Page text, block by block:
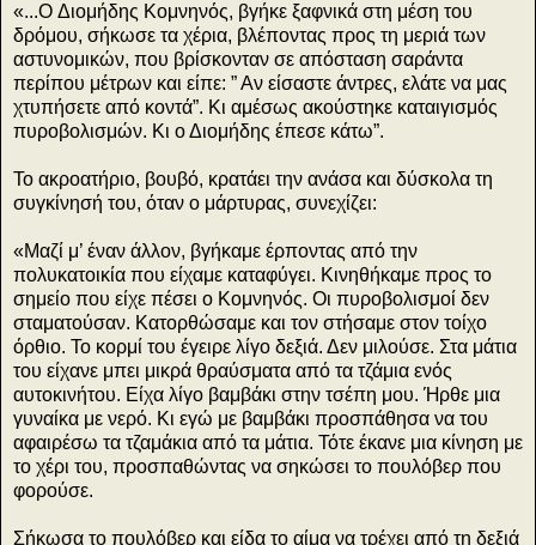
«...O Διομήδης Κομνηνός, βγήκε ξαφνικά στη μέση του
δρόμου, σήκωσε τα χέρια, βλέποντας προς τη μεριά των
αστυνομικών, που βρίσκονταν σε απόσταση σαράντα
περίπου μέτρων και είπε: ” Αν είσαστε άντρες, ελάτε να μας
χτυπήσετε από κοντά”. Κι αμέσως ακούστηκε καταιγισμός
πυροβολισμών. Κι ο Διομήδης έπεσε κάτω”.
Το ακροατήριο, βουβό, κρατάει την ανάσα και δύσκολα τη
συγκίνησή του, όταν ο μάρτυρας, συνεχίζει:
«Μαζί μ’ έναν άλλον, βγήκαμε έρποντας από την
πολυκατοικία που είχαμε καταφύγει. Κινηθήκαμε προς το
σημείο που είχε πέσει ο Κομνηνός. Οι πυροβολισμοί δεν
σταματούσαν. Κατορθώσαμε και τον στήσαμε στον τοίχο
όρθιο. Το κορμί του έγειρε λίγο δεξιά. Δεν μιλούσε. Στα μάτια
του είχανε μπει μικρά θραύσματα από τα τζάμια ενός
αυτοκινήτου. Είχα λίγο βαμβάκι στην τσέπη μου. Ήρθε μια
γυναίκα με νερό. Κι εγώ με βαμβάκι προσπάθησα να του
αφαιρέσω τα τζαμάκια από τα μάτια. Τότε έκανε μια κίνηση με
το χέρι του, προσπαθώντας να σηκώσει το πουλόβερ που
φορούσε.
Σήκωσα το πουλόβερ και είδα το αίμα να τρέχει από τη δεξιά